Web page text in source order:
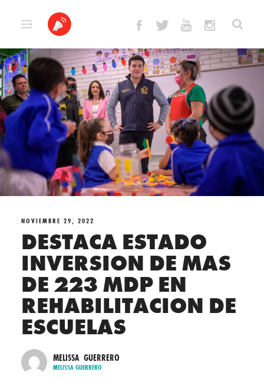
NOVIEMBRE 29, 2022
DESTACA ESTADO
INVERSION DE MAS
DE 223 MDP EN
REHABILITACION DE
ESCUELAS
MELISSA GUERRERO
MELISSA GUERRERO